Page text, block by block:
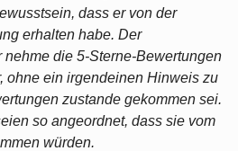
dass er von der
erhalten habe. Der
die 5-Sterne-Bewertungen
ohne ein irgendeinen Hinweis zu
zustande gekommen sei.
so angeordnet, dass sie vom
würden.